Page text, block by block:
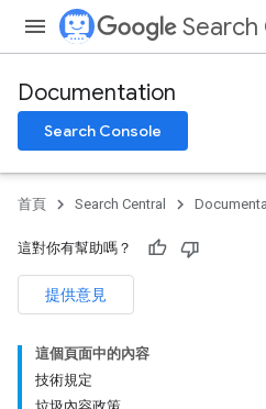
Search
Documentation
Search Console
首頁 Search Central
這對你有幫助嗎？
提供意見
這個頁面中的內容
技術規定